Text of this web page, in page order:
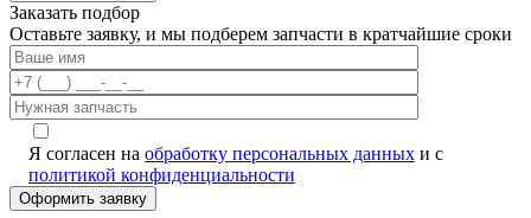
Заказать подбор
Оставьте заявку, и мы подберем запчасти в кратчайшие сроки
Я согласен на обработку персональных данных и с
политикой конфиденциальности